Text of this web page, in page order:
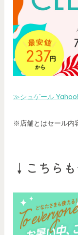
≫シュゲール
※店舗とはセール内
↓こちら